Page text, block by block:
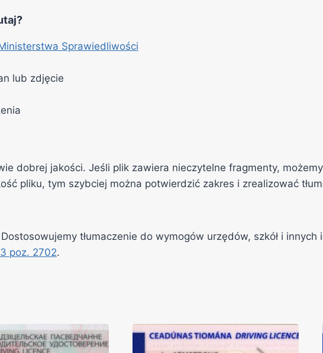
Sprawiedliwości
lub zdjęcie
dobrej jakości. Jeśli plik zawiera nieczytelne fragmenty,
pliku, tym szybciej można potwierdzić zakres i zrealizować
tłumaczenie do wymogów urzędów, szkół i
poz. 2702.